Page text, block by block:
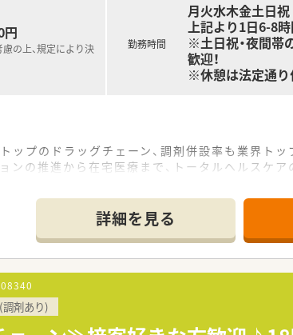
円
の上、規定により決 勤務時間
月火水木金土日
上記より1日6-8
※土日祝・夜間帯
歓迎！
※休憩は法定通り
プのドラッグチェーン、調剤併設率も業界トップ
の推進から在宅医療まで、トータルヘルスケア
設化にできるよう積極的に推進していきます。
自由なキャリアパスを描くことができます。
リストから、本社で経営を担う幹部まで最大限
要なポジションも薬剤師が担当しています。
富な社内研修や外部組織と連携した研修を用意し
詳細を見る
調剤あり)